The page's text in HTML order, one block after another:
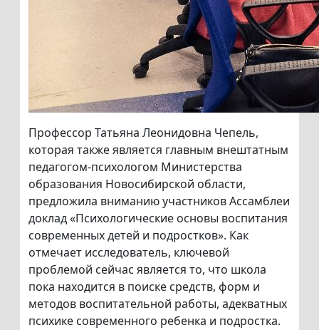
Профессор Татьяна Леонидовна Чепель,
которая также является главным внештатным
педагогом-психологом Министерства
образования Новосибирской области,
предложила вниманию участников Ассамблеи
доклад «Психологические основы воспитания
современных детей и подростков». Как
отмечает исследователь, ключевой
проблемой сейчас является то, что школа
пока находится в поиске средств, форм и
методов воспитательной работы, адекватных
психике современного ребенка и подростка.